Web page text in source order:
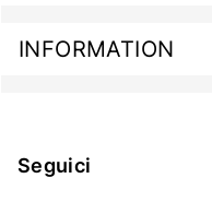
INFORMATION
Seguici